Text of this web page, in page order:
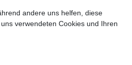
andere uns helfen, diese
verwendeten Cookies und Ihren